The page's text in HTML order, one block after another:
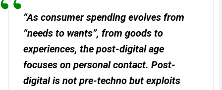
“As consumer spending evolves from
“needs to wants”, from goods to
experiences, the post-digital age
focuses on personal contact. Post-
digital is not pre-techno but exploits